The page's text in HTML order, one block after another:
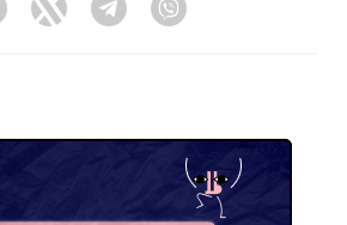
FacebookTwitter Telegram